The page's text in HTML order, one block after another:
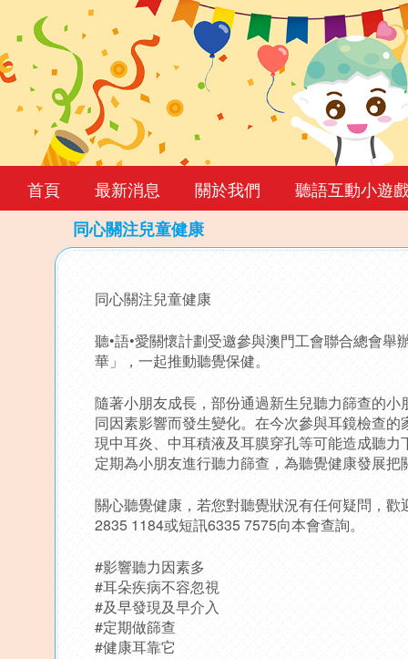
首頁 最新消息 關於我們
聽語互動小遊
同心關注兒童健康
to
同心關注兒童健康
聽•語•愛關懷計劃受邀參與澳門工會聯合總會舉
華」，一起推動聽覺保健。
隨著小朋友成長，部份通過新生兒聽力篩查的小
同因素影響而發生變化。在今次參與耳鏡檢查
現中耳炎、中耳積液及耳膜穿孔等可能造成聽力
定期為小朋友進行聽力篩查，為聽覺健康發展把
關心聽覺健康，若您對聽覺狀況有任何疑問，
2835 1184或短訊6335 7575向本會查詢。
#影響聽力因素多
#耳朵疾病不容忽視
#及早發現及早介入
#定期做篩查
#健康耳靠它